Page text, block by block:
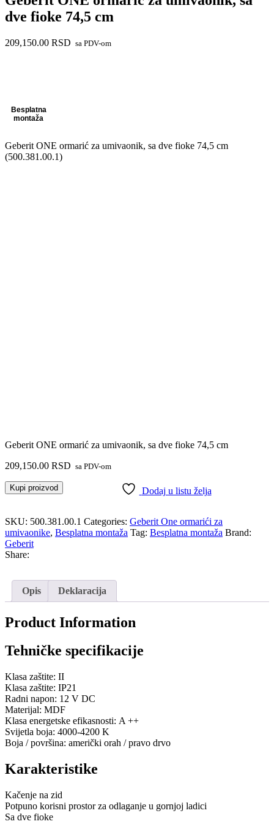
dve fioke 74,5 cm
209,150.00 RSD sa PDV-om
Besplatna
montaža
Geberit ONE ormarić za umivaonik, sa dve fioke 74,5 cm
(500.381.00.1)
Geberit ONE ormarić za umivaonik, sa dve fioke 74,5 cm
209,150.00 RSD sa PDV-om
Kupi proizvod Dodaj u listu želja
SKU: 500.381.00.1 Categories: Geberit One ormarići za
umivaonike, Besplatna montaža Tag: Besplatna montaža Brand:
Geberit
Share:
Opis Deklaracija
Product Information
Tehničke specifikacije
Klasa zaštite: II
Klasa zaštite: IP21
Radni napon: 12 V DC
Materijal: MDF
Klasa energetske efikasnosti: A ++
Svijetla boja: 4000-4200 K
Boja / površina: američki orah / pravo drvo
Karakteristike
Kačenje na zid
Potpuno korisni prostor za odlaganje u gornjoj ladici
Sa dve fioke